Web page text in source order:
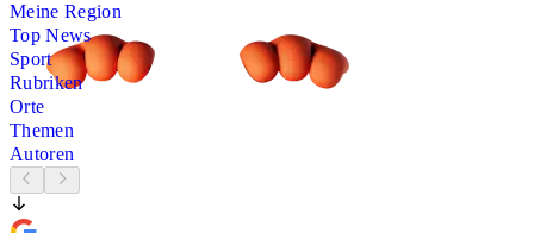
Meine Region
Top News
Sport
Rubriken
Orte
Themen
Autoren